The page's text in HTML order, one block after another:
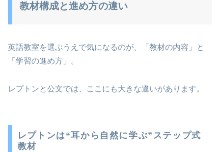
教材構成と進め方の違い
英語教室を選ぶうえで気になるのが、「教材の内容」と
「学習の進め方」。
レプトンと公文では、ここにも大きな違いがあります。
レプトンは“耳から自然に学ぶ”ステップ式
教材